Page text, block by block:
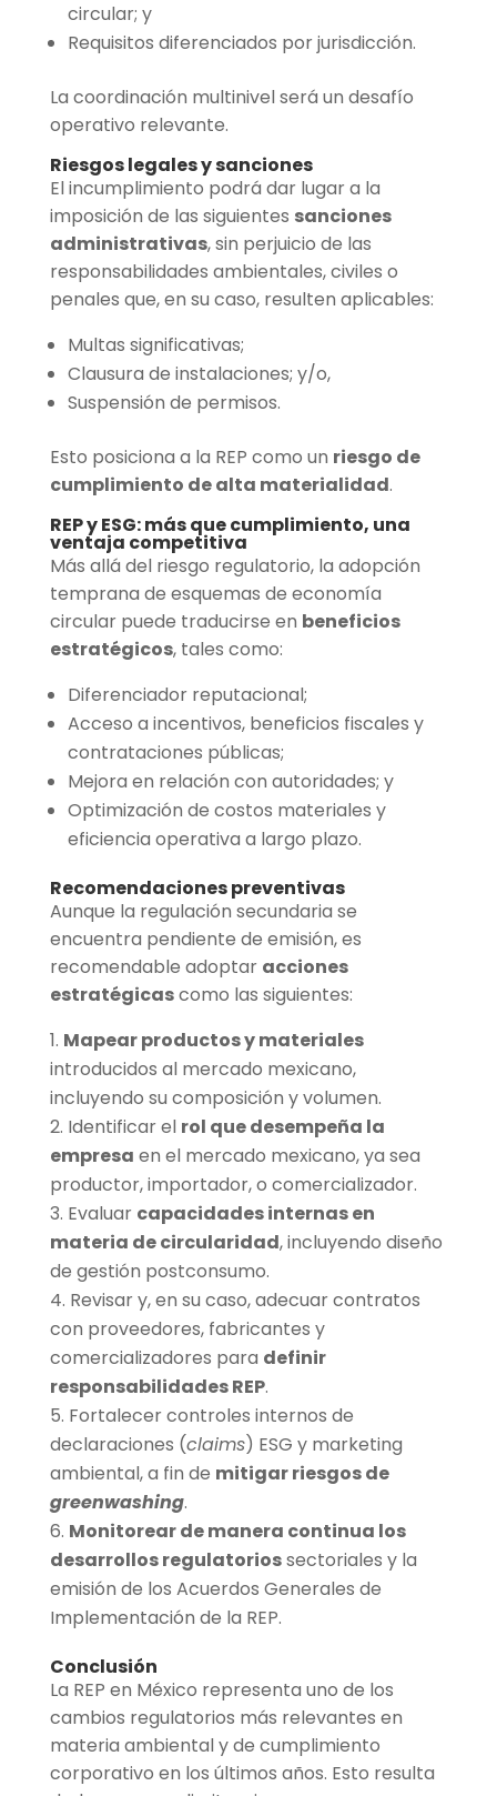
circular; y
Requisitos diferenciados por jurisdicción.
La coordinación multinivel será un desafío
operativo relevante.
Riesgos legales y sanciones
El incumplimiento podrá dar lugar a la
imposición de las siguientes sanciones
administrativas, sin perjuicio de las
responsabilidades ambientales, civiles o
penales que, en su caso, resulten aplicables:
Multas significativas;
Clausura de instalaciones; y/o,
Suspensión de permisos.
Esto posiciona a la REP como un riesgo de
cumplimiento de alta materialidad.
REP y ESG: más que cumplimiento, una
ventaja competitiva
Más allá del riesgo regulatorio, la adopción
temprana de esquemas de economía
circular puede traducirse en beneficios
estratégicos, tales como:
Diferenciador reputacional;
Acceso a incentivos, beneficios fiscales y
contrataciones públicas;
Mejora en relación con autoridades; y
Optimización de costos materiales y
eficiencia operativa a largo plazo.
Recomendaciones preventivas
Aunque la regulación secundaria se
encuentra pendiente de emisión, es
recomendable adoptar acciones
estratégicascomo las siguientes:
Mapear productos y materiales
introducidos al mercado mexicano,
incluyendo su composición y volumen.
Identificar el rol que desempeña la
empresa en el mercado mexicano, ya sea
productor, importador, o comercializador.
Evaluar capacidades internas en
materia de circularidad, incluyendo diseño
de gestión postconsumo.
Revisar y, en su caso, adecuar contratos
con proveedores, fabricantes y
comercializadores para definir
responsabilidades REP.
Fortalecer controles internos de
declaraciones (claims) ESG y marketing
ambiental, a fin de mitigar riesgos de
greenwashing.
Monitorear de manera continua los
desarrollos regulatoriossectoriales y la
emisión de los Acuerdos Generales de
Implementación de la REP.
Conclusión
La REP en México representa uno de los
cambios regulatorios más relevantes en
materia ambiental y de cumplimiento
corporativo en los últimos años. Esto resulta